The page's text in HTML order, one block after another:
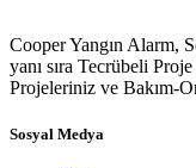
Cooper Yangın Alarm,
yanı sıra Tecrübeli
Projeleriniz ve Bakım-
Sosyal Medya